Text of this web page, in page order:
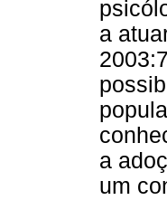
a
a
um